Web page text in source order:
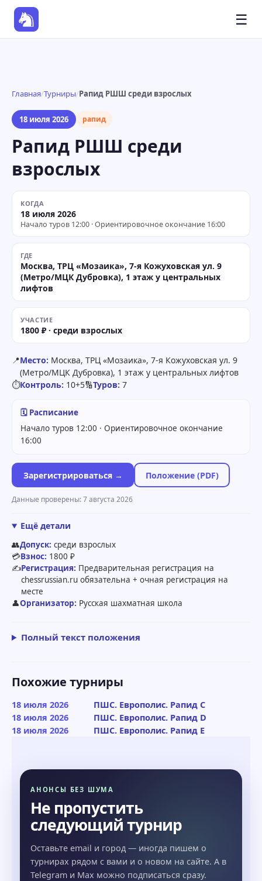
☰
Главная/Турниры/Рапид РШШ среди взрослых
18 июля 2026 рапид
Рапид РШШ среди
взрослых
КОГДА
18 июля 2026
Начало туров 12:00 · Ориентировочное окончание 16:00
ГДЕ
Москва, ТРЦ «Мозаика», 7-я Кожуховская ул. 9
(Метро/МЦК Дубровка), 1 этаж у центральных
лифтов
УЧАСТИЕ
1800 ₽ · среди взрослых
📍Место: Москва, ТРЦ «Мозаика», 7-я Кожуховская ул. 9
(Метро/МЦК Дубровка), 1 этаж у центральных лифтов
⏱Контроль: 10+5🔢Туров: 7
🗓 Расписание
Начало туров 12:00 · Ориентировочное окончание
16:00
Зарегистрироваться → Положение (PDF)
Данные проверены: 7 августа 2026
Ещё детали
👥Допуск: среди взрослых
💳Взнос: 1800 ₽
✍️Регистрация: Предварительная регистрация на
chessrussian.ru обязательна + очная регистрация на
месте
👤Организатор: Русская шахматная школа
Полный текст положения
Похожие турниры
18 июля 2026
ПШС. Европолис. Рапид C
18 июля 2026
ПШС. Европолис. Рапид D
18 июля 2026
ПШС. Европолис. Рапид E
АНОНСЫ БЕЗ ШУМА
Не пропустить
следующий турнир
Оставьте email и город — иногда пишем о
турнирах рядом с вами и о новом на сайте. А в
Telegram и Max можно подписаться сразу.